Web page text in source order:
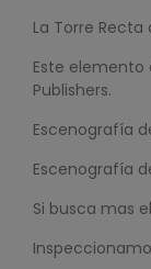
La Torre
Este elemento
Publishers.
Escenografía
Escenografía
Si busca mas